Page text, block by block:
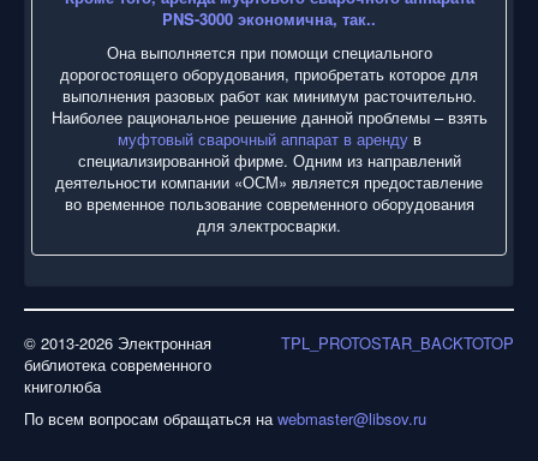
PNS-3000 экономична, так..
Она выполняется при помощи специального
дорогостоящего оборудования, приобретать которое для
выполнения разовых работ как минимум расточительно.
Наиболее рациональное решение данной проблемы – взять
муфтовый сварочный аппарат в арендув
специализированной фирме. Одним из направлений
деятельности компании «ОСМ» является предоставление
во временное пользование современного оборудования
для электросварки.
TPL_PROTOSTAR_BACKTOTOP
© 2013-2026 Электронная
библиотека современного
книголюба
По всем вопросам обращаться наwebmaster@libsov.ru